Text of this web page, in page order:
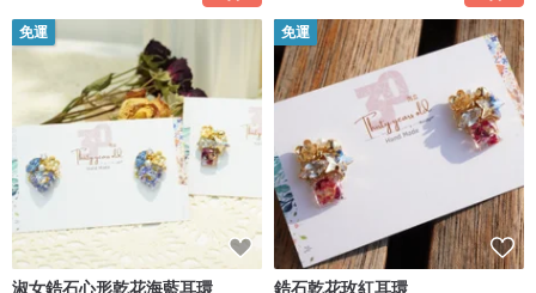
免運
淑女鋯石心形乾花海藍耳環
免運
鋯石乾花玫紅耳環